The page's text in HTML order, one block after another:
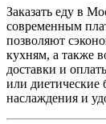
Заказать еду в
современным
позволяют
кухням, а также
доставки и
или
наслаждения и